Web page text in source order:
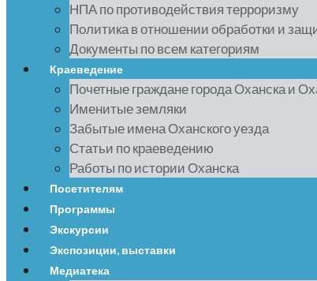
НПА по противодействия терроризму
Политика в отношении обработки и
Документы по всем категориям
Краеведение
Почетные граждане города Оханска и
Именитые земляки
Забытые имена Оханского уезда
Статьи по краеведению
Работы по истории Оханска
Посетителям
Программы
Экскурсии
Экспозиции, выставки
Медиатека